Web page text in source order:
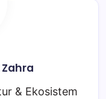
& Ekosistem